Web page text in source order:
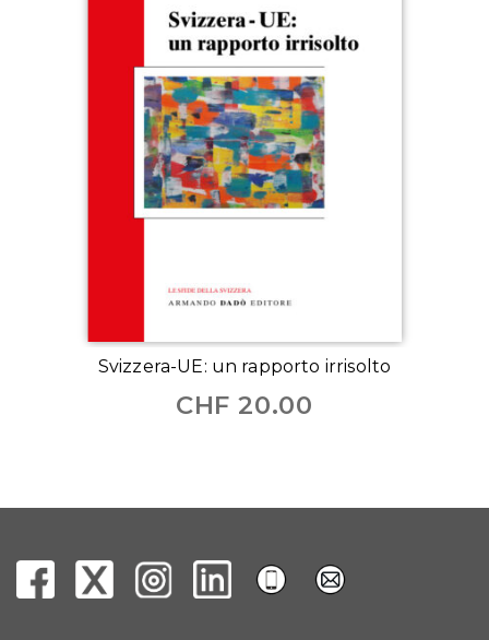
Svizzera-UE: un rapporto irrisolto
CHF 20.00